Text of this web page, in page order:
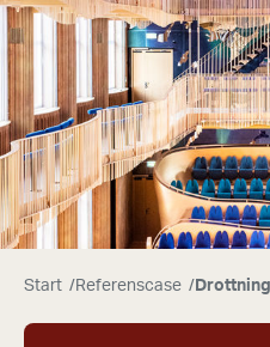
Start / Referenscase /